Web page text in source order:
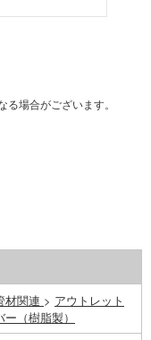
場合がございます。
材関連 > アウトレット
（樹脂製）